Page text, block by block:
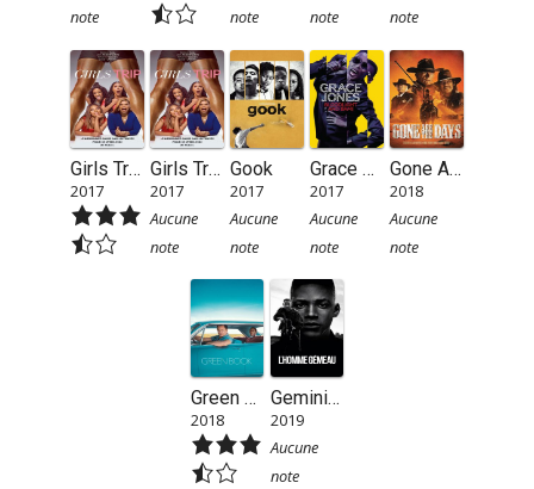
note
note
note
note
Girls Trip
2017
Girls Trip
2017
Aucune
note
Gook
2017
Aucune
note
Grace Jones: Bloodlight and Bami
2017
Aucune
note
Gone Are the Days
2018
Aucune
note
Green Book
2018
Gemini Man
2019
Aucune
note